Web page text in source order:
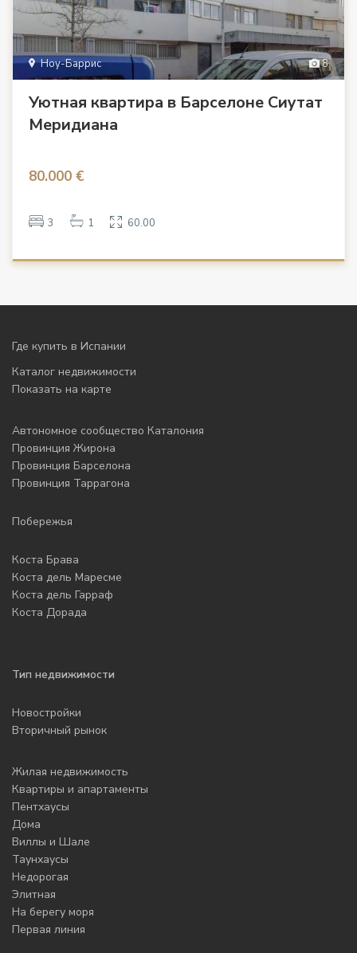
8
Ноу-Баррис
Уютная квартира в Барселоне Сиутат
Меридиана
80.000 €
3 1 60.00
Где купить в Испании
Каталог недвижимости
Показать на карте
Автономное сообщество Каталония
Провинция Жирона
Провинция Барселона
Провинция Таррагона
Побережья
Коста Брава
Коста дель Маресме
Коста дель Гарраф
Коста Дорада
Тип недвижимости
Новостройки
Вторичный рынок
Жилая недвижимость
Квартиры и апартаменты
Пентхаусы
Дома
Виллы и Шале
Таунхаусы
Недорогая
Элитная
На берегу моря
Первая линия